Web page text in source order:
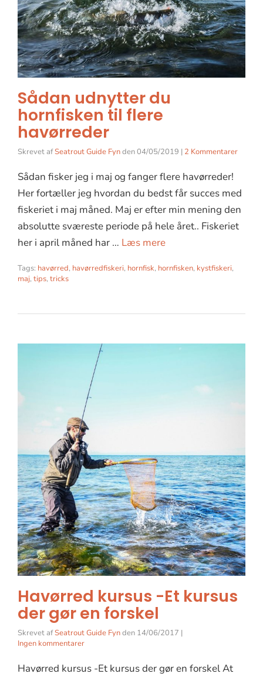
Sådan udnytter du
hornfisken til flere
havørreder
Skrevet afSeatrout Guide Fynden04/05/2019 | 2 Kommentarer
Sådan fisker jeg i maj og fanger flere havørreder!
Her fortæller jeg hvordan du bedst får succes med
fiskeriet i maj måned. Maj er efter min mening den
absolutte sværeste periode på hele året.. Fiskeriet
her i april måned har … Læs mere
Tags: havørred, havørredfiskeri, hornfisk, hornfisken, kystfiskeri,
maj, tips, tricks
Havørred kursus -Et kursus
der gør en forskel
Skrevet afSeatrout Guide Fynden 14/06/2017 |
Ingen kommentarer
Havørred kursus -Et kursus der gør en forskel At